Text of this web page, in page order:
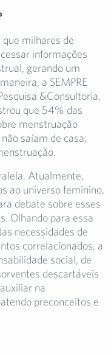
milhares de
informações
gerando um
a SEMPRE
&Consultoria,
que 54% das
menstruação
saíam de casa;
Atualmente,
ao universo feminino,
debate sobre esses
Olhando para essa
necessidades de
correlacionados, a
social, de
descartáveis
na
preconceitos e